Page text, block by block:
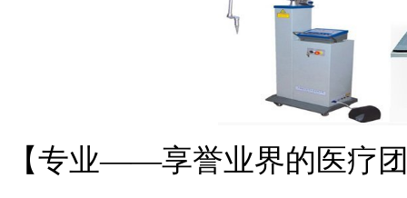
【专业——享誉业界的医疗